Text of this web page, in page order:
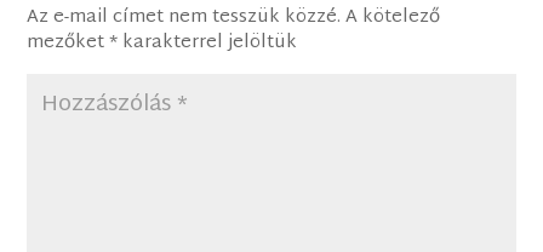
Az e-mail címet nem tesszük közzé. A kötelező
mezőket*karakterrel jelöltük